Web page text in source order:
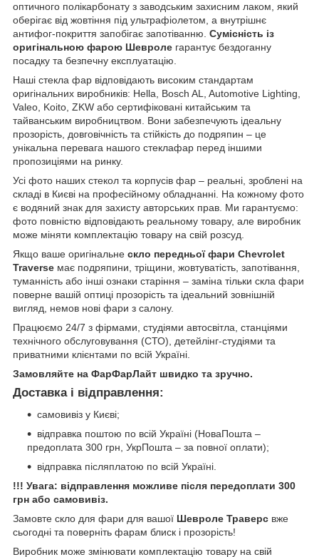
оптичного полікарбонату з заводським захисним лаком, який
оберігає від жовтіння під ультрафіолетом, а внутрішнє
антифог-покриття запобігає запотіванню. Сумісність із
оригінальною фарою Шевроле гарантує бездоганну
посадку та безпечну експлуатацію.
Наші стекла фар відповідають високим стандартам
оригінальних виробників: Hella, Bosch AL, Automotive Lighting,
Valeo, Koito, ZKW або сертифіковані китайським та
тайванським виробництвом. Вони забезпечують ідеальну
прозорість, довговічність та стійкість до подряпин – це
унікальна перевага нашого стеклафар перед іншими
пропозиціями на ринку.
Усі фото наших стекол та корпусів фар – реальні, зроблені на
складі в Києві на професійному обладнанні. На кожному фото
є водяний знак для захисту авторських прав. Ми гарантуємо:
фото повністю відповідають реальному товару, але виробник
може міняти комплектацію товару на свій розсуд.
Якщо ваше оригінальне скло передньої фари Chevrolet
Traverse має подряпини, тріщини, жовтуватість, запотівання,
туманність або інші ознаки старіння – заміна тільки скла фари
поверне вашій оптиці прозорість та ідеальний зовнішній
вигляд, немов нові фари з салону.
Працюємо 24/7 з фірмами, студіями автосвітла, станціями
технічного обслуговування (СТО), детейлінг-студіями та
приватними клієнтами по всій Україні.
Замовляйте на ФарФарЛайт швидко та зручно.
Доставка і відправлення:
самовивіз у Києві;
відправка поштою по всій Україні (НоваПошта –
предоплата 300 грн, УкрПошта – за повної оплати);
відправка післяплатою по всій Україні.
!!! Увага: відправлення можливе після передоплати 300
грн або самовивіз.
Замовте скло для фари для вашої Шевроле Траверс вже
сьогодні та поверніть фарам блиск і прозорість!
Виробник може змінювати комплектацію товару на свій